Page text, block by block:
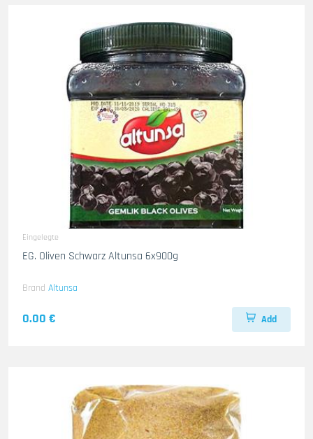
Eingelegte
EG. Oliven Schwarz Altunsa 6x900g
Brand Altunsa
0.00 € Add